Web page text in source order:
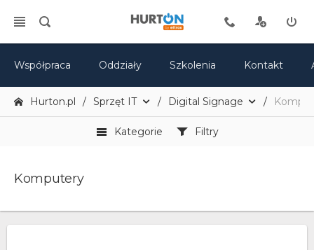
Współpraca Oddziały Szkolenia Kontakt
Hurton.pl Sprzęt IT Digital Signage
Kategorie Filtry
Komputery